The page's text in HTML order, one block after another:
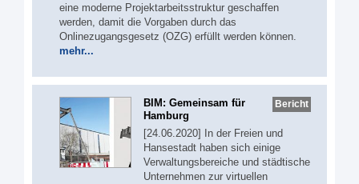
eine moderne Projektarbeitsstruktur geschaffen
werden, damit die Vorgaben durch das
Onlinezugangsgesetz (OZG) erfüllt werden können.
mehr...
Bericht
BIM: Gemeinsam für
Hamburg
[24.06.2020] In der Freien und
Hansestadt haben sich einige
Verwaltungsbereiche und städtische
Unternehmen zur virtuellen